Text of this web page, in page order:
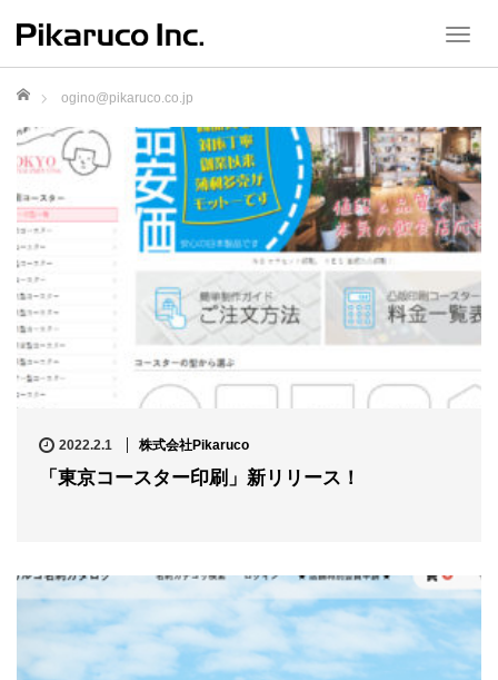
T
o
l
e
n
a
v
g
ホーム ogino@pikaruco.co.jp
2022.2.1 株式会社Pikaruco
「東京コースター印刷」新リリース！